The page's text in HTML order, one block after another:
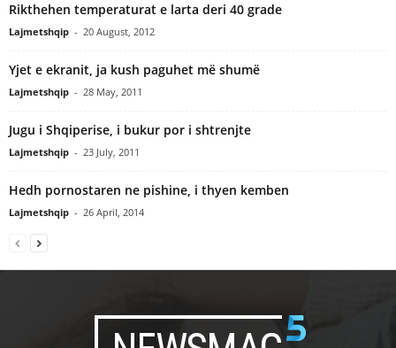
Rikthehen temperaturat e larta deri 40 grade
Lajmetshqip - 20 August, 2012
Yjet e ekranit, ja kush paguhet më shumë
Lajmetshqip - 28 May, 2011
Jugu i Shqiperise, i bukur por i shtrenjte
Lajmetshqip - 23 July, 2011
Hedh pornostaren ne pishine, i thyen kemben
Lajmetshqip - 26 April, 2014